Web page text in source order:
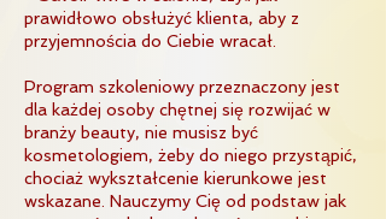
prawidłowo obsłużyć klienta, aby z
przyjemnościa do Ciebie wracał.
Program szkoleniowy przeznaczony jest
dla każdej osoby chętnej się rozwijać w
branży beauty, nie musisz być
kosmetologiem, żeby do niego przystąpić,
chociaż wykształcenie kierunkowe jest
wskazane. Nauczymy Cię od podstaw jak